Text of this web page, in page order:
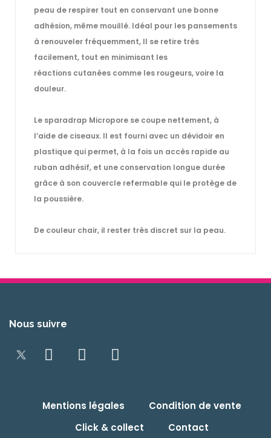
peau de respirer tout en conservant une bonne
adhésion, même mouillé. Idéal pour les pansements
à renouveler fréquemment, Il se retire très
facilement, tout en minimisant les
réactions cutanées comme les rougeurs, voire la
douleur.
Le sparadrap Micropore se coupe nettement, à
l’aide de ciseaux. Il est fourni avec un dévidoir en
plastique qui permet, à la fois un accès rapide au
ruban adhésif, et une conservation longue durée
grâce à son couvercle refermable qui le protège de
la poussière.
De couleur chair, il rester très discret sur la peau.
Nous suivre
Mentions légales
Condition de vente
Click & collect
Contact